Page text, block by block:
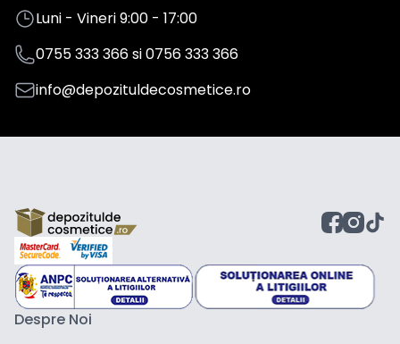
Luni - Vineri 9:00 - 17:00
0755 333 366si0756 333 366
info@depozituldecosmetice.ro
Despre Noi